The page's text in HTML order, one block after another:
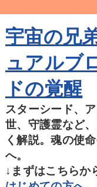
宇宙の兄
ュアルブ
ドの覚醒
スターシード、
世、守護霊など
く解説。魂の使
へ。
↓まずはこちらか